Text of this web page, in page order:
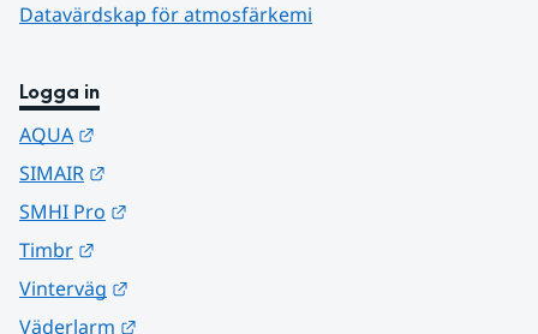
Datavärdskap för atmosfärkemi
Logga in
AQUA
SIMAIR
SMHI Pro
Timbr
Vinterväg
Väderlarm